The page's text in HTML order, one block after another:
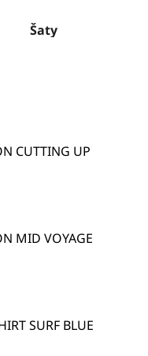
Šaty
CUTTING UP
MID VOYAGE
SURF BLUE